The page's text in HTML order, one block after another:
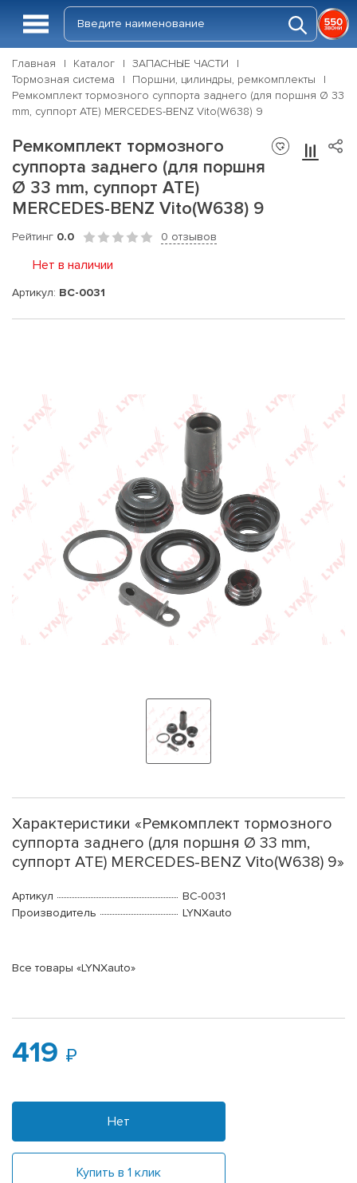
Главная Каталог
ЗАПАСНЫЕ ЧАСТИ
Тормозная система
Поршни, цилиндры, ремкомплекты
Ремкомплект тормозного суппорта заднего (для поршня Ø 33
mm, суппорт ATE) MERCEDES-BENZ Vito(W638) 9
Ремкомплект тормозного
суппорта заднего (для поршня
Ø 33 mm, суппорт ATE)
MERCEDES-BENZ Vito(W638) 9
Рейтинг 0.0 0 отзывов
Нет в наличии
Артикул: BC-0031
Характеристики «Ремкомплект тормозного
суппорта заднего (для поршня Ø 33 mm,
суппорт ATE) MERCEDES-BENZ Vito(W638) 9»
Артикул
BC-0031
Производитель
LYNXauto
Все товары «LYNXauto»
419
Нет
Купить в 1 клик